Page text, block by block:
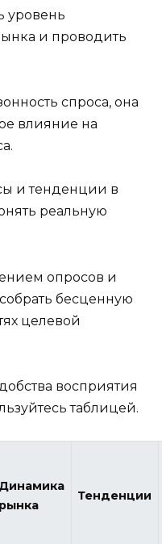
уровень
и проводить
спроса, она
влияние на
и тенденции в
реальную
опросов и
бесценную
целевой
восприятия
таблицей.
Динамика
рынка
Тенденции